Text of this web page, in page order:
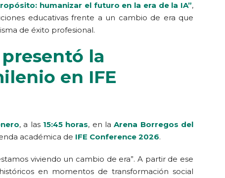
humanizar el futuro en la era de la IA”,
educativas frente a un cambio de era que
de éxito profesional.
la
en IFE
, a las 15:45 horas, en laArena Borregos del
académica de IFE Conference 2026.
viviendo un cambio de era”. A partir de ese
en momentos de transformación social